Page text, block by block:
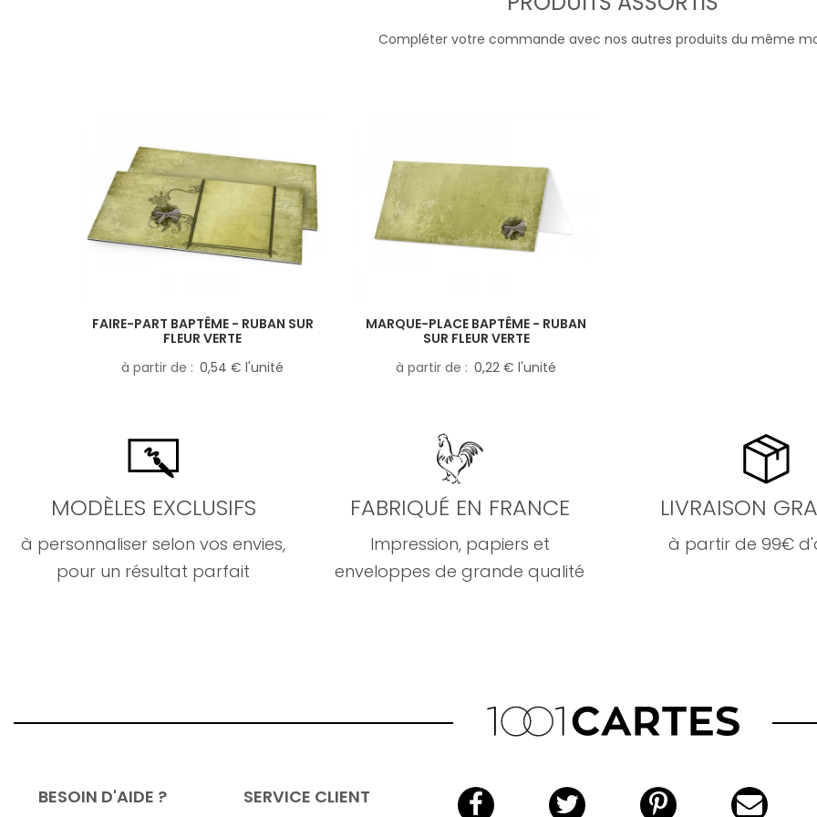
Compléter votre commande avec nos autres produits du même
FAIRE-PART BAPTÊME - RUBAN SUR
FLEUR VERTE
à partir de
0,54 € l'unité
MARQUE-PLACE BAPTÊME - RUBAN
SUR FLEUR VERTE
à partir de
0,22 € l'unité
MODÈLES EXCLUSIFS
à personnaliser selon vos envies,
pour un résultat parfait
FABRIQUÉ EN FRANCE
Impression, papiers et
enveloppes de grande qualité
LIVRAISON
à partir de 99€
BESOIN D'AIDE ? SERVICE CLIENT